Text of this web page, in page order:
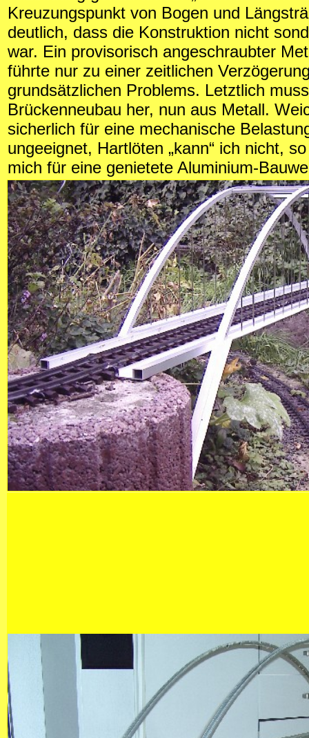
Kreuzungspunkt von Bogen und
deutlich, dass die Konstruktion nicht
war. Ein provisorisch angeschraubter
führte nur zu einer zeitlichen
grundsätzlichen Problems. Letztlich
Brückenneubau her, nun aus Metall.
sicherlich für eine mechanische
ungeeignet, Hartlöten „kann“ ich nicht,
mich für eine genietete Aluminium-